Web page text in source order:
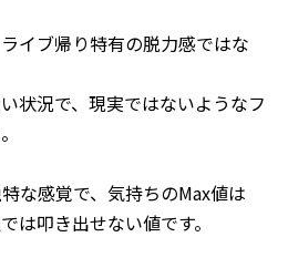
イブ帰り特有の脱力感ではな
状況で、現実ではないようなフ
な感覚で、気持ちのMax値は
は叩き出せない値です。